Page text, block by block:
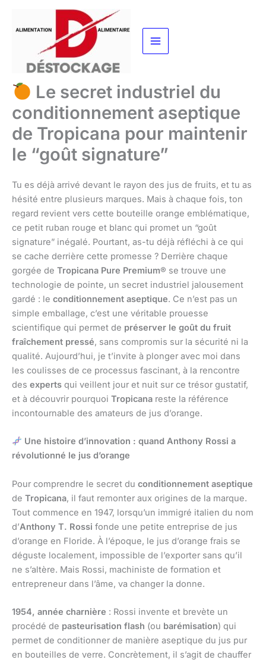
contenu
Le secret industriel du
conditionnement aseptique
de Tropicana pour maintenir
le “goût signature”
Tu es déjà arrivé devant le rayon des jus de fruits, et tu as
hésité entre plusieurs marques. Mais à chaque fois, ton
regard revient vers cette bouteille orange emblématique,
ce petit ruban rouge et blanc qui promet un “goût
signature” inégalé. Pourtant, as-tu déjà réfléchi à ce qui
se cache derrière cette promesse ? Derrière chaque
gorgée de Tropicana Pure Premium® se trouve une
technologie de pointe, un secret industriel jalousement
gardé : le conditionnement aseptique. Ce n’est pas un
simple emballage, c’est une véritable prouesse
scientifique qui permet de préserver le goût du fruit
fraîchement pressé, sans compromis sur la sécurité ni la
qualité. Aujourd’hui, je t’invite à plonger avec moi dans
les coulisses de ce processus fascinant, à la rencontre
des experts qui veillent jour et nuit sur ce trésor gustatif,
et à découvrir pourquoi Tropicana reste la référence
incontournable des amateurs de jus d’orange.
Une histoire d’innovation : quand Anthony Rossi a
révolutionné le jus d’orange
Pour comprendre le secret du conditionnement aseptique
de Tropicana, il faut remonter aux origines de la marque.
Tout commence en 1947, lorsqu’un immigré italien du nom
d’Anthony T. Rossi fonde une petite entreprise de jus
d’orange en Floride. À l’époque, le jus d’orange frais se
déguste localement, impossible de l’exporter sans qu’il
ne s’altère. Mais Rossi, machiniste de formation et
entrepreneur dans l’âme, va changer la donne.
1954, année charnière : Rossi invente et brevète un
procédé de pasteurisation flash (ou barémisation) qui
permet de conditionner de manière aseptique du jus pur
en bouteilles de verre. Concrètement, il s’agit de chauffer